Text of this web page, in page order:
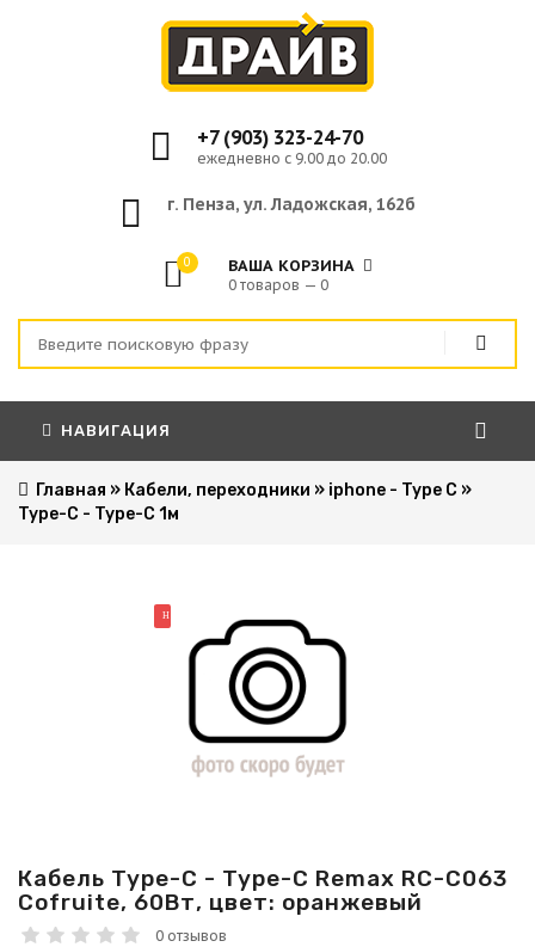
+7 (903) 323-24-70
ежедневно с 9.00 до 20.00
г. Пенза, ул. Ладожская, 162б
0 ВАША КОРЗИНА
0 товаров — 0
НАВИГАЦИЯ
Главная » Кабели, переходники » iphone - Type C »
Type-C - Type-C 1м
НОВИНКА
Кабель Type-C - Type-C Remax RC-C063
Cofruite, 60Вт, цвет: оранжевый
0 отзывов